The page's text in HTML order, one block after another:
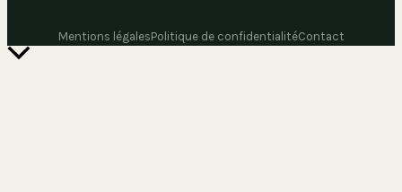
Mentions légalesPolitique de confidentialitéContact